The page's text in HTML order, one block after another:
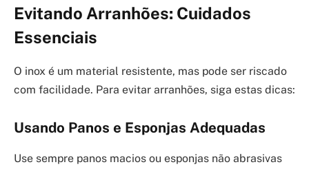
Evitando Arranhões: Cuidados
Essenciais
O inox é um material resistente, mas pode ser riscado
com facilidade. Para evitar arranhões, siga estas dicas:
Usando Panos e Esponjas Adequadas
Use sempre panos macios ou esponjas não abrasivas